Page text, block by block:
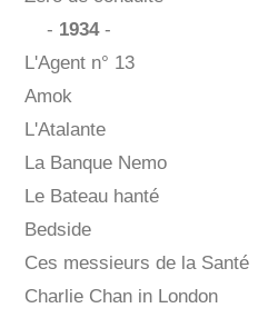
- 1934-
L'Agent n° 13
Amok
L'Atalante
La Banque Nemo
Le Bateau hanté
Bedside
Ces messieurs de la Santé
Charlie Chan in London